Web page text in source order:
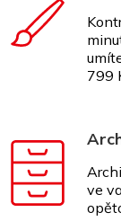
799
ve